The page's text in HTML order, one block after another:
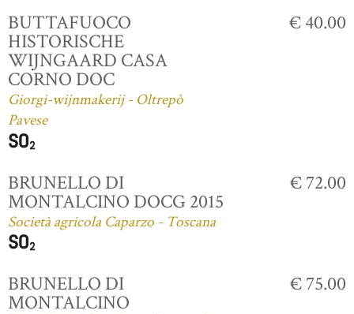
BUTTAFUOCO
HISTORISCHE
WIJNGAARD CASA
CORNO DOC
Giorgi-wijnmakerij - Oltrepò
Pavese
€ 40.00
BRUNELLO DI
MONTALCINO DOCG 2015
Società agricola Caparzo - Toscana
€ 72.00
BRUNELLO DI
MONTALCINO
€ 75.00